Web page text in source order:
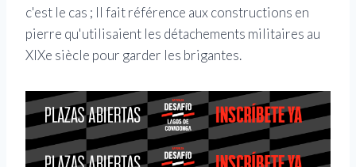
c'est le cas ; Il fait référence aux constructions en
pierre qu'utilisaient les détachements militaires au
XIXe siècle pour garder les brigantes.